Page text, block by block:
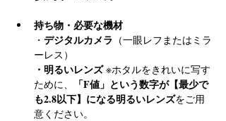
持ち物・必要な機材
・ デジタルカメラ （一眼レフまたはミラ
ーレス）
・明るいレンズ ※ホタルをきれいに写す
ために、
「F値」という数字が【最少で
も2.8以下】になる明るいレンズをご用
意ください。